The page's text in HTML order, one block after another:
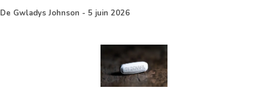
De Gwladys Johnson - 5 juin 2026